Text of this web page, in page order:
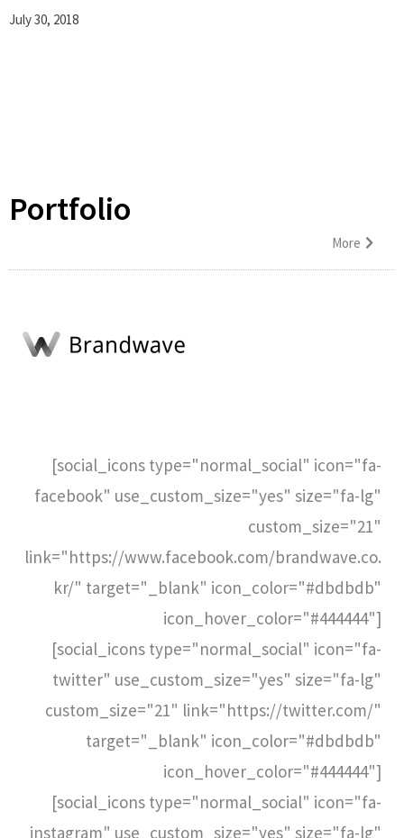
July 30, 2018
Portfolio
More
[social_icons type="normal_social" icon="fa-
facebook" use_custom_size="yes" size="fa-lg"
custom_size="21"
link="https://www.facebook.com/brandwave.co.
kr/" target="_blank" icon_color="#dbdbdb"
icon_hover_color="#444444"]
[social_icons type="normal_social" icon="fa-
twitter" use_custom_size="yes" size="fa-lg"
custom_size="21" link="https://twitter.com/"
target="_blank" icon_color="#dbdbdb"
icon_hover_color="#444444"]
[social_icons type="normal_social" icon="fa-
instagram" use_custom_size="yes" size="fa-lg"